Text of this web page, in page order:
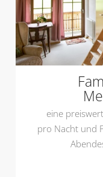
eine
pro Nacht und